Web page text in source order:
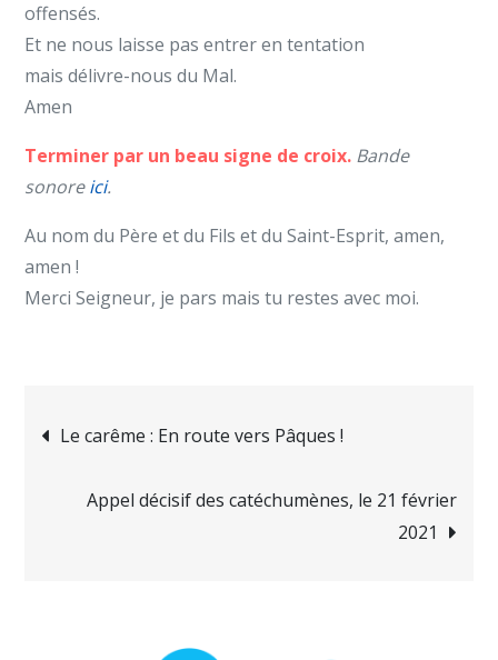
offensés.
Et ne nous laisse pas entrer en tentation
mais délivre-nous du Mal.
Amen
Terminer par un beau signe de croix. Bande
sonoreici.
Au nom du Père et du Fils et du Saint-Esprit, amen,
amen !
Merci Seigneur, je pars mais tu restes avec moi.
Navigation
de
Le carême : En route vers Pâques !
Appel décisif des catéchumènes, le 21 février
2021